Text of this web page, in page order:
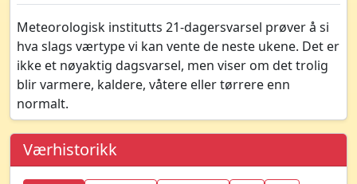
Meteorologisk institutts 21-dagersvarsel prøver å si
hva slags værtype vi kan vente de neste ukene. Det er
ikke et nøyaktig dagsvarsel, men viser om det trolig
blir varmere, kaldere, våtere eller tørrere enn
normalt.
Værhistorikk